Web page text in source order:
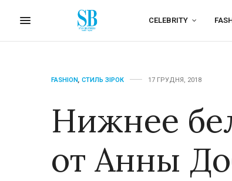
CELEBRITY
FASHION, СТИЛЬ ЗІРОК 17 ГРУДНЯ, 2018
Нижнее
от Анны